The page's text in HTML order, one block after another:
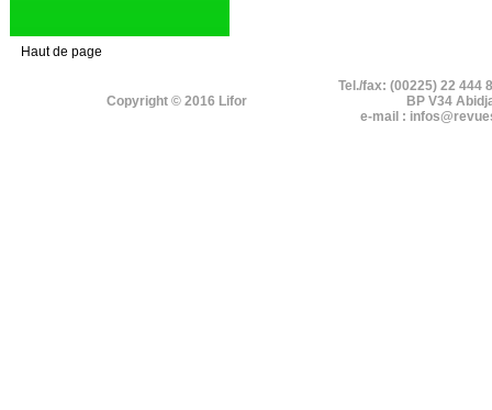
Haut de page
Copyright © 2016 Lifor
Tel./fax: (00225) 22 444
BP V34
e-mail :